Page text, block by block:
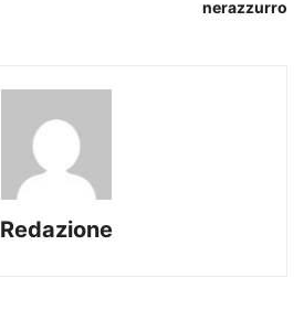
nerazzurro
Redazione